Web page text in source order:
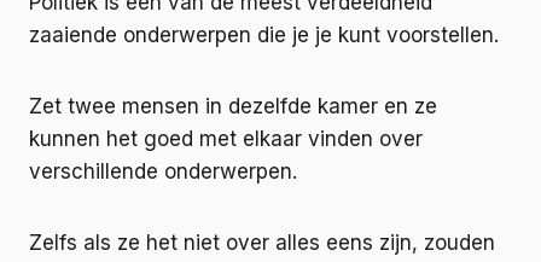
zaaiende onderwerpen die je je kunt voorstellen.
Zet twee mensen in dezelfde kamer en ze
kunnen het goed met elkaar vinden over
verschillende onderwerpen.
Zelfs als ze het niet over alles eens zijn, zouden